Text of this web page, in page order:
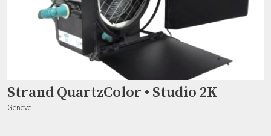
Gradin modulaire, jauge 108 places
Lausanne
Strand QuartzColor • Studio 2K
Genève